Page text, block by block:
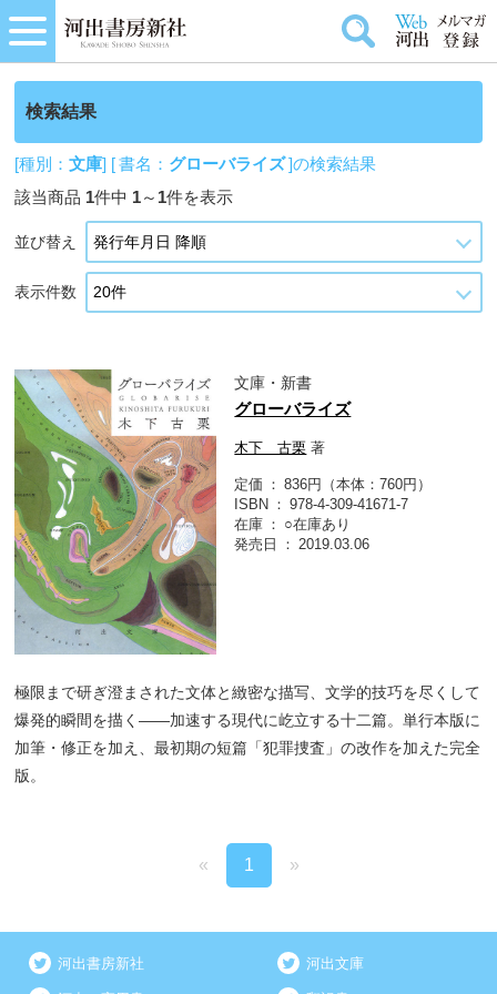
検索結果
[種別：文庫] [ 書名： グローバライズ]の検索結果
該当商品 1件中 1～ 1件を表示
並び替え
表示件数
文庫・新書
グローバライズ
木下 古栗 著
定価
836円（本体：760円）
ISBN
978-4-309-41671-7
在庫
○在庫あり
発売日
2019.03.06
極限まで研ぎ澄まされた文体と緻密な描写、文学的技巧を尽くして
爆発的瞬間を描く――加速する現代に屹立する十二篇。単行本版に
加筆・修正を加え、最初期の短篇「犯罪捜査」の改作を加えた完全
版。
« 1 »
河出書房新社 河出文庫